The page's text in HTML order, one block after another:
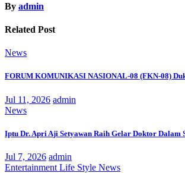
By admin
Related Post
News
FORUM KOMUNIKASI NASIONAL-08 (FKN-08)
Jul 11, 2026 admin
News
Iptu Dr. Apri Aji Setyawan Raih Gelar Doktor
Jul 7, 2026 admin
Entertainment Life Style News